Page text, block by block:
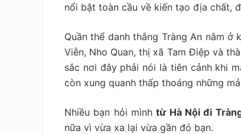
nổi bật toàn cầu về kiến tạo địa chất,
Quần thể danh thắng Tràng An nằm
Viễn, Nho Quan, thị xã Tam Điệp và
sắc nơi đây phải nói là tiên cảnh khi
còn xung quanh thấp thoáng những
Nhiều bạn hỏi mìnhtừ Hà Nội đi
nữa vì vừa xa lại vừa gần đó bạn.